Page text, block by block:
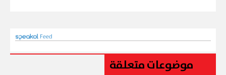
موضوعات متعلقة